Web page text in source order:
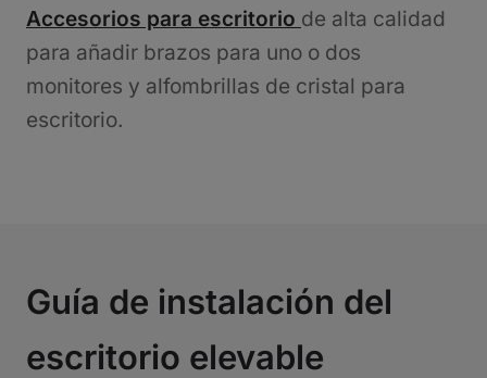
Accesorios para escritorio de alta calidad
para añadir brazos para uno o dos
monitores y alfombrillas de cristal para
escritorio.
Guía de instalación del
escritorio elevable